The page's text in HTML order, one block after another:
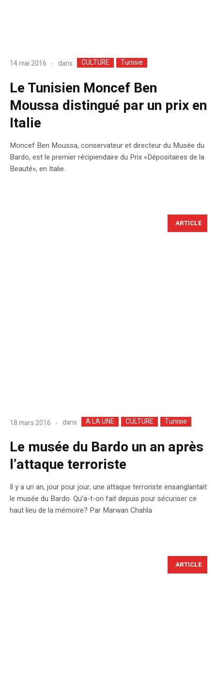
14 mai 2016 dans CULTURE Tunisie
Le Tunisien Moncef Ben
Moussa distingué par un prix en
Italie
Moncef Ben Moussa, conservateur et directeur du Musée du
Bardo, est le premier récipiendaire du Prix «Dépositaires de la
Beauté», en Italie.
ARTICLE
18 mars 2016 dans A LA UNE CULTURE Tunisie
Le musée du Bardo un an après
l’attaque terroriste
Il y a un an, jour pour jour, une attaque terroriste ensanglantait
le musée du Bardo. Qu’a-t-on fait depuis pour sécuriser ce
haut lieu de la mémoire? Par Marwan Chahla
ARTICLE